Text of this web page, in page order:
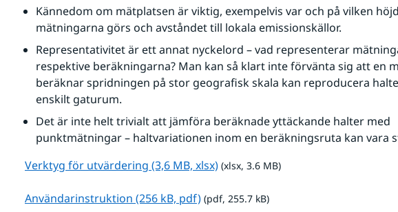
Kännedom om mätplatsen är viktig, exempelvis var och på vilken höjd
mätningarna görs och avståndet till lokala emissionskällor.
Representativitet är ett annat nyckelord – vad representerar
respektive beräkningarna? Man kan så klart inte förvänta sig att en
beräknar spridningen på stor geografisk skala kan reproducera
enskilt gaturum.
Det är inte helt trivialt att jämföra beräknade yttäckande halter med
punktmätningar – haltvariationen inom en beräkningsruta kan vara
Verktyg för utvärdering (3,6 MB, xlsx)xlsx, 3.6 MB.
(xlsx, 3.6 MB)
Användarinstruktion (256 kB, pdf)pdf, 255.7 kB.
(pdf, 255.7 kB)